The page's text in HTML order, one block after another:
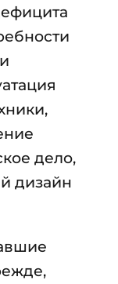
дело,
дизайн